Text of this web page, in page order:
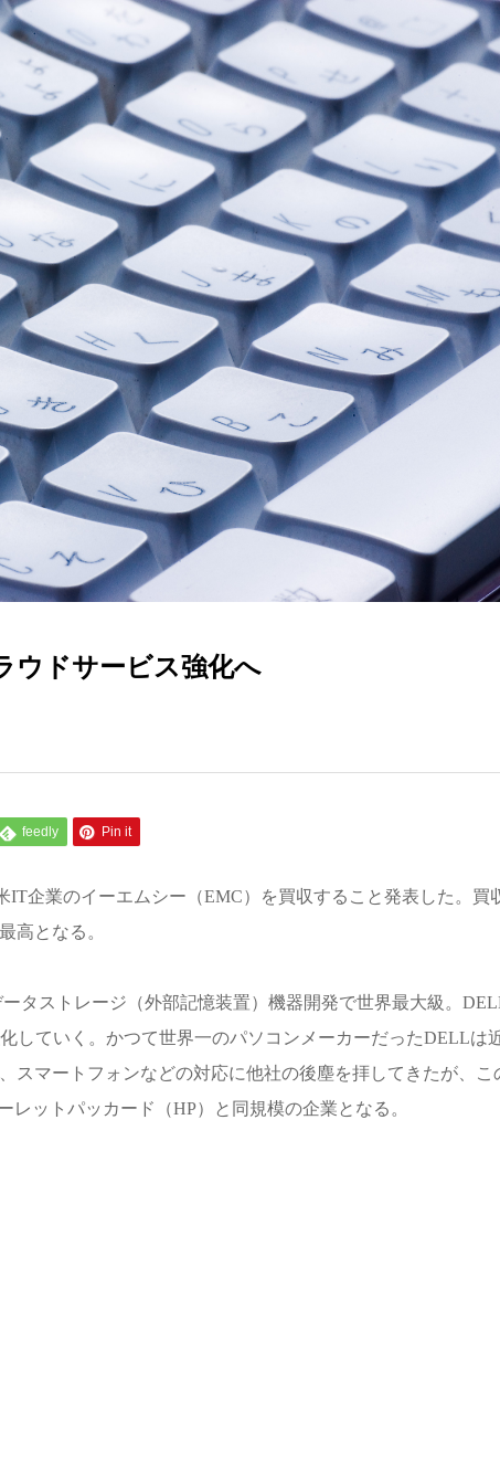
ドサービス強化へ
feedly Pin it
IT企業のイーエムシー（EMC）を買収すること発表した。買
高となる。
タストレージ（外部記憶装置）機器開発で世界最大級。
していく。かつて世界一のパソコンメーカーだったDELLは
スマートフォンなどの対応に他社の後塵を拝してきたが、こ
レットパッカード（HP）と同規模の企業となる。